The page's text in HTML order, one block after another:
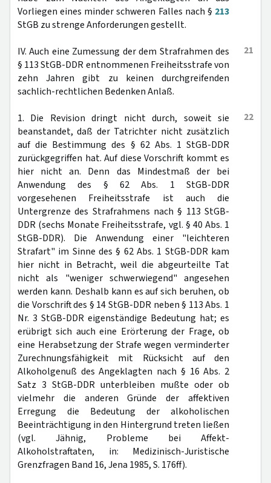
Vorliegen eines minder schweren Falles nach § 213
StGB zu strenge Anforderungen gestellt.
21
IV. Auch eine Zumessung der dem Strafrahmen des
§ 113 StGB-DDR entnommenen Freiheitsstrafe von
zehn Jahren gibt zu keinen durchgreifenden
sachlich-rechtlichen Bedenken Anlaß.
22
1. Die Revision dringt nicht durch, soweit sie
beanstandet, daß der Tatrichter nicht zusätzlich
auf die Bestimmung des § 62 Abs. 1 StGB-DDR
zurückgegriffen hat. Auf diese Vorschrift kommt es
hier nicht an. Denn das Mindestmaß der bei
Anwendung des § 62 Abs. 1 StGB-DDR
vorgesehenen Freiheitsstrafe ist auch die
Untergrenze des Strafrahmens nach § 113 StGB-
DDR (sechs Monate Freiheitsstrafe, vgl. § 40 Abs. 1
StGB-DDR). Die Anwendung einer "leichteren
Strafart" im Sinne des § 62 Abs. 1 StGB-DDR kam
hier nicht in Betracht, weil die abgeurteilte Tat
nicht als "weniger schwerwiegend" angesehen
werden kann. Deshalb kann es auf sich beruhen, ob
die Vorschrift des § 14 StGB-DDR neben § 113 Abs. 1
Nr. 3 StGB-DDR eigenständige Bedeutung hat; es
erübrigt sich auch eine Erörterung der Frage, ob
eine Herabsetzung der Strafe wegen verminderter
Zurechnungsfähigkeit mit Rücksicht auf den
Alkoholgenuß des Angeklagten nach § 16 Abs. 2
Satz 3 StGB-DDR unterbleiben mußte oder ob
vielmehr die anderen Gründe der affektiven
Erregung die Bedeutung der alkoholischen
Beeinträchtigung in den Hintergrund treten ließen
(vgl. Jähnig, Probleme bei Affekt-
Alkoholstraftaten, in: Medizinisch-Juristische
Grenzfragen Band 16, Jena 1985, S. 176ff).